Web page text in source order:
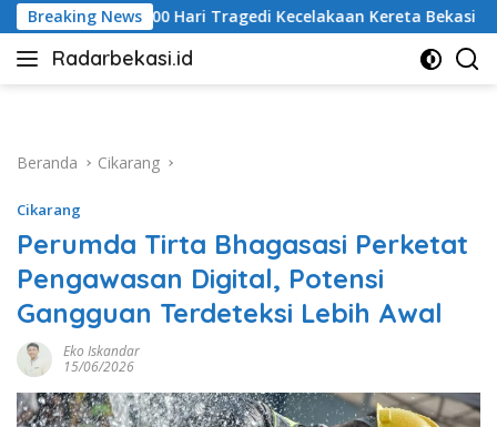
Langsung
ke
konten
Breaking News
Kecelakaan Kereta Bekasi Timur, Keluarga Korban Gelar
Radarbekasi.id
Berita
Beranda
Cikarang
Cikarang
Perumda Tirta Bhagasasi Perketat
Pengawasan Digital, Potensi
Gangguan Terdeteksi Lebih Awal
Eko Iskandar
15/06/2026